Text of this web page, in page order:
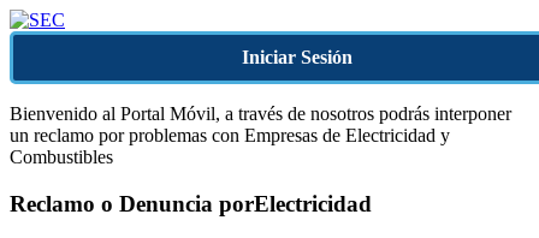
Iniciar Sesión
Bienvenido al Portal Móvil, a través de nosotros podrás interponer
un reclamo por problemas con Empresas de Electricidad y
Combustibles
Reclamo o Denuncia porElectricidad